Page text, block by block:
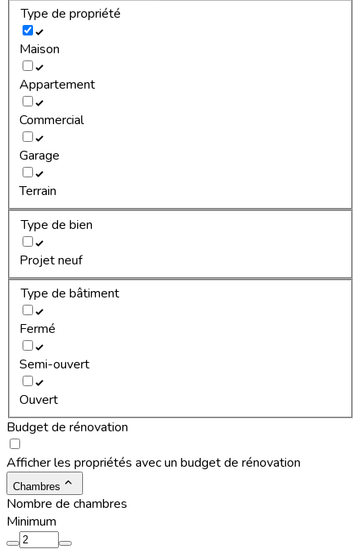
Type de propriété
Maison
Appartement
Commercial
Garage
Terrain
Type de bien
Projet neuf
Type de bâtiment
Fermé
Semi-ouvert
Ouvert
Budget de rénovation
Afficher les propriétés avec un budget de rénovation
Chambres
Nombre de chambres
Minimum